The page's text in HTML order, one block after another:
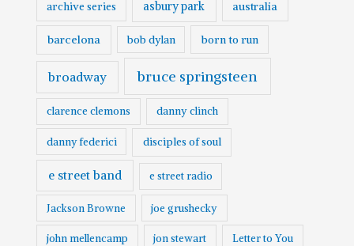
o
archive series asbury park australia
barcelona bob dylan born to run
broadway bruce springsteen
clarence clemons danny clinch
danny federici disciples of soul
e street band e street radio
Jackson Browne joe grushecky
john mellencamp jon stewart Letter to You